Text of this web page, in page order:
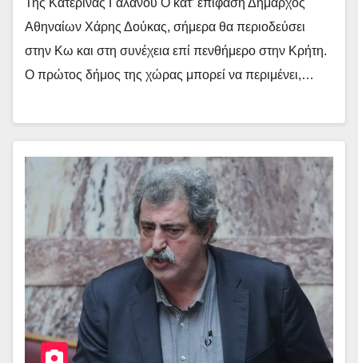
Αθηναίων Χάρης Δούκας, σήμερα θα περιοδεύσει
στην Κω και στη συνέχεια επί πενθήμερο στην Κρήτη.
Ο πρώτος δήμος της χώρας μπορεί να περιμένει,…